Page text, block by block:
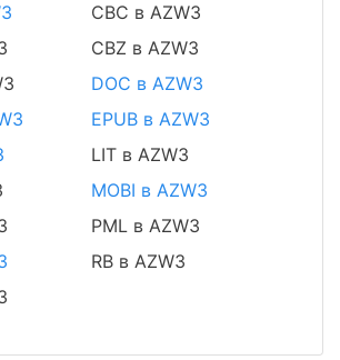
CBC в AZW3
CBZ в AZW3
DOC в AZW3
EPUB в AZW3
LIT в AZW3
MOBI в AZW3
PML в AZW3
RB в AZW3